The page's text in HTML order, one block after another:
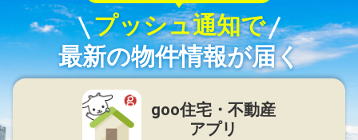
プッシュ通知で
最新の物件情報が届く
goo住宅・不動産
アプリ